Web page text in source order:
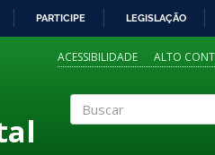
PARTICIPE LEGISLAÇÃO
ACESSIBILIDADE ALTO